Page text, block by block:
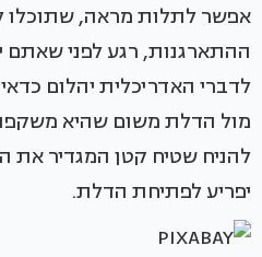
אפשר לתלות מראה, שתוכלו
ההתארגנות, רגע לפני שאתם
לדברי האדריכלית יהלום
מול הדלת משום שהיא
להניח שטיח קטן המגדיר את
יפריע לפתיחת הדלת.